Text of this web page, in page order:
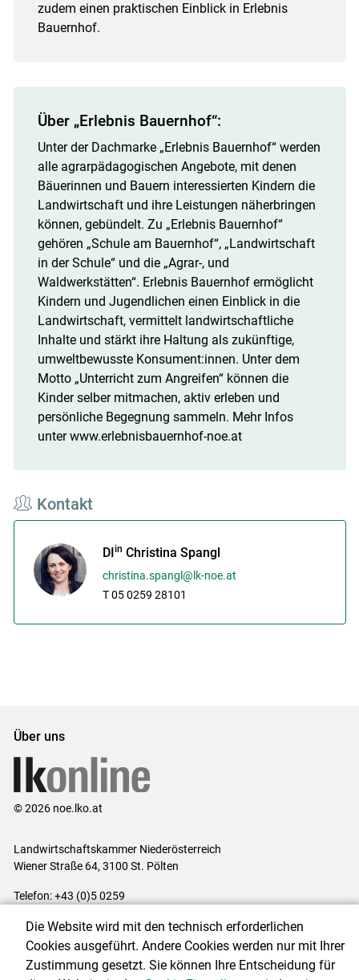
zudem einen praktischen Einblick in Erlebnis
Bauernhof.
Über „Erlebnis Bauernhof“:
Unter der Dachmarke „Erlebnis Bauernhof“ werden
alle agrarpädagogischen Angebote, mit denen
Bäuerinnen und Bauern interessierten Kindern die
Landwirtschaft und ihre Leistungen näherbringen
können, gebündelt. Zu „Erlebnis Bauernhof“
gehören „Schule am Bauernhof“, „Landwirtschaft
in der Schule“ und die „Agrar-, und
Waldwerkstätten“. Erlebnis Bauernhof ermöglicht
Kindern und Jugendlichen einen Einblick in die
Landwirtschaft, vermittelt landwirtschaftliche
Inhalte und stärkt ihre Haltung als zukünftige,
umweltbewusste Konsument:innen. Unter dem
Motto „Unterricht zum Angreifen“ können die
Kinder selber mitmachen, aktiv erleben und
persönliche Begegnung sammeln. Mehr Infos
unter www.erlebnisbauernhof-noe.at
Kontakt
DI in Christina Spangl
christina.spangl@lk-noe.at
T 05 0259 28101
Über uns
© 2026 noe.lko.at
Landwirtschaftskammer Niederösterreich
Wiener Straße 64, 3100 St. Pölten
Telefon: +43 (0)5 0259
Impressum|Kontakt|Datenschutzerklärung|Barrierefreiheit|
Cookie-Einstellungen
Die Website wird mit den technisch erforderlichen
Cookies ausgeführt. Andere Cookies werden nur mit Ihrer
Zustimmung gesetzt. Sie können Ihre Entscheidung für